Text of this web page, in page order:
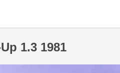
1.3 1981